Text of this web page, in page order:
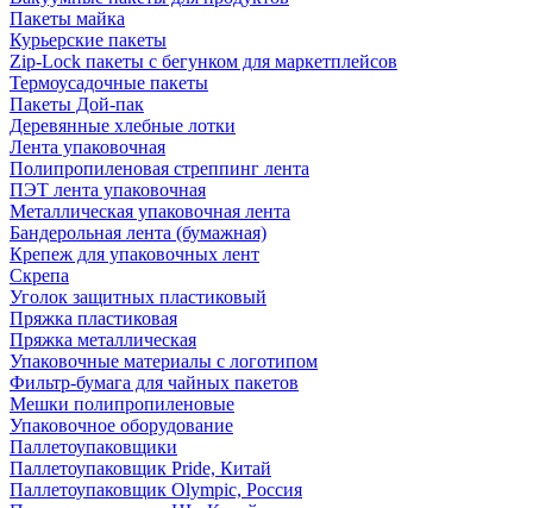
Пакеты майка
Курьерские пакеты
Zip-Lock пакеты с бегунком для маркетплейсов
Термоусадочные пакеты
Пакеты Дой-пак
Деревянные хлебные лотки
Лента упаковочная
Полипропиленовая стреппинг лента
ПЭТ лента упаковочная
Металлическая упаковочная лента
Бандерольная лента (бумажная)
Крепеж для упаковочных лент
Скрепа
Уголок защитных пластиковый
Пряжка пластиковая
Пряжка металлическая
Упаковочные материалы с логотипом
Фильтр-бумага для чайных пакетов
Мешки полипропиленовые
Упаковочное оборудование
Паллетоупаковщики
Паллетоупаковщик Pride, Китай
Паллетоупаковщик Olympic, Россия